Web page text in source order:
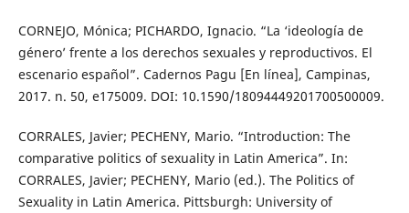
CORNEJO, Mónica; PICHARDO, Ignacio. “La ‘ideología de
género’ frente a los derechos sexuales y reproductivos. El
escenario español”. Cadernos Pagu [En línea], Campinas,
2017. n. 50, e175009. DOI: 10.1590/18094449201700500009.
CORRALES, Javier; PECHENY, Mario. “Introduction: The
comparative politics of sexuality in Latin America”. In:
CORRALES, Javier; PECHENY, Mario (ed.). The Politics of
Sexuality in Latin America. Pittsburgh: University of